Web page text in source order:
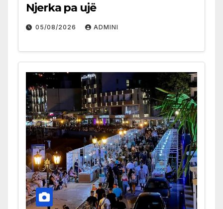
Njerka pa ujë
05/08/2026 ADMINI